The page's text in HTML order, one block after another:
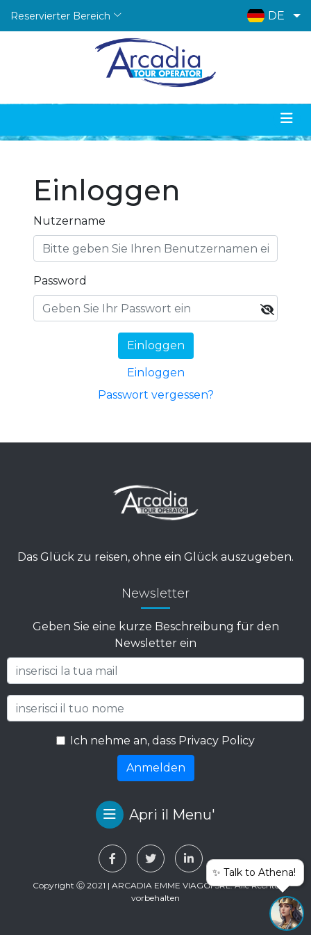
Reservierter Bereich DE
Einloggen
Nutzername
Password
Einloggen
Einloggen
Passwort vergessen?
Das Glück zu reisen, ohne ein Glück auszugeben.
Newsletter
Geben Sie eine kurze Beschreibung für den
Newsletter ein
Ich nehme an, dass Privacy Policy
Anmelden
Apri il Menu'
Copyright Ⓒ 2021 | ARCADIA EMME VIAGGI SRL. Alle Rechte
vorbehalten
✨ Talk to Athena!